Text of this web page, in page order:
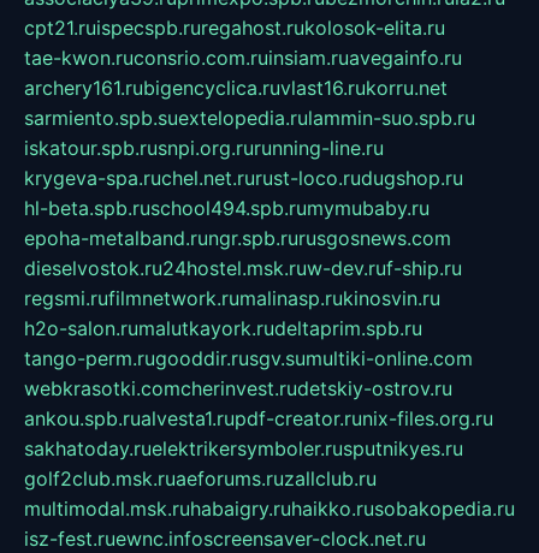
cpt21.ruispecspb.ruregahost.rukolosok-elita.ru
tae-kwon.ruconsrio.com.ruinsiam.ruavegainfo.ru
archery161.rubigencyclica.ruvlast16.rukorru.net
sarmiento.spb.suextelopedia.rulammin-suo.spb.ru
iskatour.spb.rusnpi.org.rurunning-line.ru
krygeva-spa.ruchel.net.rurust-loco.rudugshop.ru
hl-beta.spb.ruschool494.spb.rumymubaby.ru
epoha-metalband.rungr.spb.rurusgosnews.com
dieselvostok.ru24hostel.msk.ruw-dev.ruf-ship.ru
regsmi.rufilmnetwork.rumalinasp.rukinosvin.ru
h2o-salon.rumalutkayork.rudeltaprim.spb.ru
tango-perm.rugooddir.rusgv.sumultiki-online.com
webkrasotki.comcherinvest.rudetskiy-ostrov.ru
ankou.spb.rualvesta1.rupdf-creator.runix-files.org.ru
sakhatoday.ruelektrikersymboler.rusputnikyes.ru
golf2club.msk.ruaeforums.ruzallclub.ru
multimodal.msk.ruhabaigry.ruhaikko.rusobakopedia.ru
isz-fest.ruewnc.infoscreensaver-clock.net.ru